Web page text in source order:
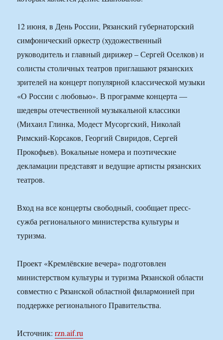
12 июня, в День России, Рязанский губернаторский
симфонический оркестр (художественный
руководитель и главный дирижер – Сергей Оселков) и
солисты столичных театров приглашают рязанских
зрителей на концерт популярной классической музыки
«О России с любовью». В программе концерта —
шедевры отечественной музыкальной классики
(Михаил Глинка, Модест Мусоргский, Николай
Римский-Корсаков, Георгий Свиридов, Сергей
Прокофьев). Вокальные номера и поэтические
декламации представят и ведущие артисты рязанских
театров.
Вход на все концерты свободный, сообщает пресс-
сужба регионального министерства культуры и
туризма.
Проект «Кремлёвские вечера» подготовлен
министерством культуры и туризма Рязанской области
совместно с Рязанской областной филармонией при
поддержке регионального Правительства.
Источник:rzn.aif.ru